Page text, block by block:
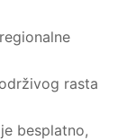
rasta
besplatno,